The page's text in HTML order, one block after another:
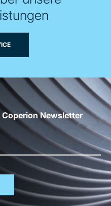
Coperion Newsletter